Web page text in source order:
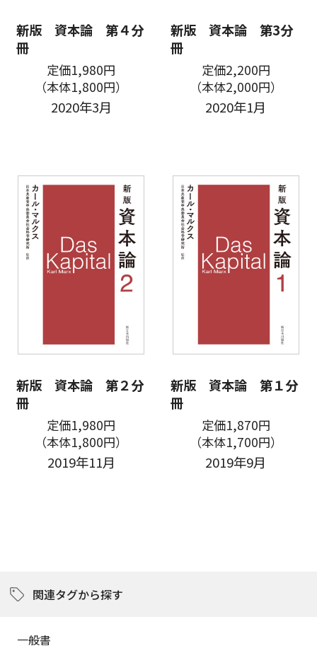
新版 資本論 第４分
冊
定価1,980円
（本体1,800円）
2020年3月
新版 資本論 第3分
冊
定価2,200円
（本体2,000円）
2020年1月
新版 資本論 第２分
冊
定価1,980円
（本体1,800円）
2019年11月
新版 資本論 第１分
冊
定価1,870円
（本体1,700円）
2019年9月
関連タグから探す
一般書